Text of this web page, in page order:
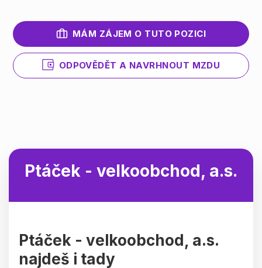
MÁM ZÁJEM O TUTO POZICI
ODPOVĚDĚT A NAVRHNOUT MZDU
Ptáček - velkoobchod, a.s.
Ptáček - velkoobchod, a.s.
najdeš i tady